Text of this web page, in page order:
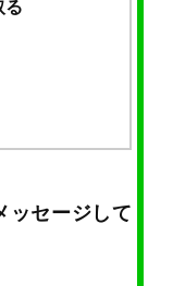
る
ッセージして